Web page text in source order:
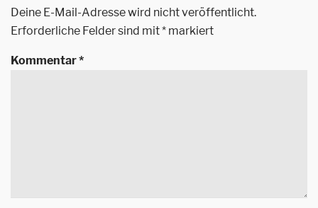
Deine E-Mail-Adresse wird nicht veröffentlicht.
Erforderliche Felder sind mit* markiert
Kommentar*